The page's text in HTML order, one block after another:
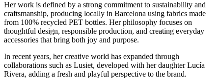
Her work is defined by a strong commitment to sustainability and
craftsmanship, producing locally in Barcelona using fabrics made
from 100% recycled PET bottles. Her philosophy focuses on
thoughtful design, responsible production, and creating everyday
accessories that bring both joy and purpose.
In recent years, her creative world has expanded through
collaborations such as Lusiet, developed with her daughter Lucía
Rivera, adding a fresh and playful perspective to the brand.